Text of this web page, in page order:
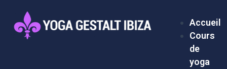
contenu
Accueil
Cours
de
yoga